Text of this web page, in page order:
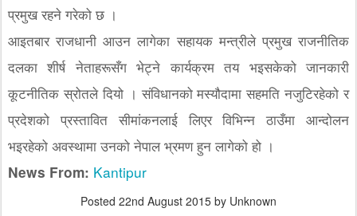
प्रमुख रहने गरेको छ ।
आइतबार राजधानी आउन लागेका सहायक मन्त्रीले प्रमुख राजनीतिक
दलका शीर्ष नेताहरूसँग भेट्ने कार्यक्रम तय भइसकेको जानकारी
कूटनीतिक स्रोतले दियो । संविधानको मस्यौदामा सहमति नजुटिरहेको र
प्रदेशको प्रस्तावित सीमांकनलाई लिएर विभिन्न ठाउँमा आन्दोलन
भइरहेको अवस्थामा उनको नेपाल भ्रमण हुन लागेको हो ।
News From: Kantipur
Posted 22nd August 2015 by Unknown